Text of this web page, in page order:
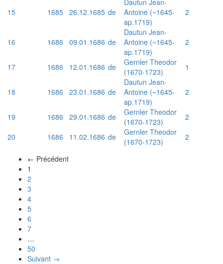
15 1685 26.12.1685 de
Antoine (~1645-
ap.1719)
2
16 1686 09.01.1686 de
Dautun Jean-
Antoine (~1645-
ap.1719)
2
17 1686 12.01.1686 de
Gernler Theodor
(1670-1723)
1
18 1686 23.01.1686 de
Dautun Jean-
Antoine (~1645-
ap.1719)
2
19 1686 29.01.1686 de
Gernler Theodor
(1670-1723)
2
20
1686 11.02.1686 de
Gernler Theodor
(1670-1723)
2
← Précédent
1
2
3
4
5
6
7
…
50
Suivant →